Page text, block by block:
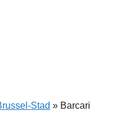
Stad » Barcari